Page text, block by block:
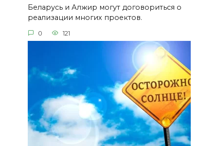
Беларусь и Алжир могут договориться о
реализации многих проектов.
0 121